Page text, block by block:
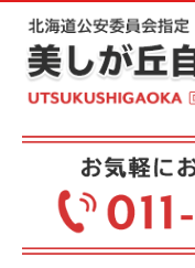
ホーム
お知らせ
キャンペーン
ファイターズを応援！